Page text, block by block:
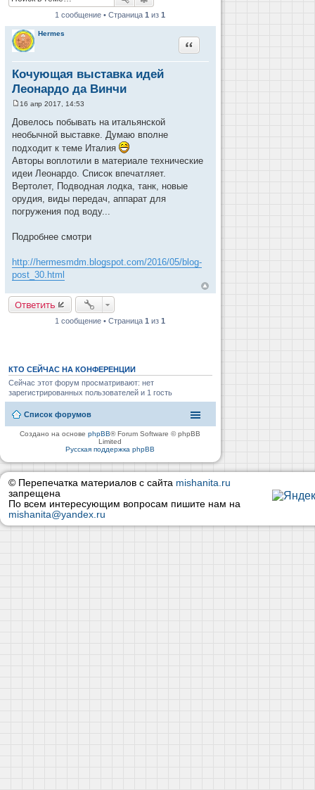
1 сообщение • Страница1 из1
Hermes
Кочующая выставка идей
Леонардо да Винчи
Цитата
о
б
е
н
е
16 апр 2017, 14:53
Довелось побывать на итальянской
необычной выставке. Думаю вполне
подходит к теме Италия
Авторы воплотили в материале технические
идеи Леонардо. Список впечатляет.
Вертолет, Подводная лодка, танк, новые
орудия, виды передач, аппарат для
погружения под воду...
Подробнее смотри
http://hermesmdm.blogspot.com/2016/05/blog-
post_30.html
Ответить
1 сообщение • Страница1 из1
КТО СЕЙЧАС НА КОНФЕРЕНЦИИ
Сейчас этот форум просматривают: нет
зарегистрированных пользователей и 1 гость
Список форумов
Создано на основеphpBB® Forum Software © phpBB
Limited
Русская поддержка phpBB
© Перепечатка материалов с сайта mishanita.ru
запрещена
По всем интересующим вопросам пишите нам на
mishanita@yandex.ru